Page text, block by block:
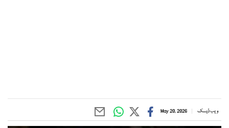
ویب ڈیسک May 20, 2026